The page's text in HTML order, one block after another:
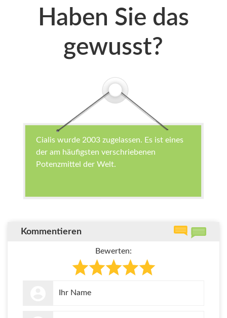
Haben Sie das
gewusst?
Cialis wurde 2003 zugelassen. Es ist eines
der am häufigsten verschriebenen
Potenzmittel der Welt.
Kommentieren
Bewerten: